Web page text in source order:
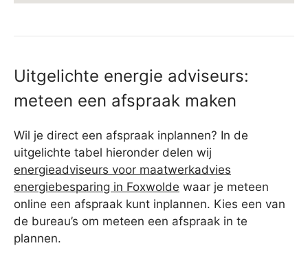
Uitgelichte energie adviseurs:
meteen een afspraak maken
Wil je direct een afspraak inplannen? In de
uitgelichte tabel hieronder delen wij
energieadviseurs voor maatwerkadvies
energiebesparing in Foxwolde waar je meteen
online een afspraak kunt inplannen. Kies een van
de bureau’s om meteen een afspraak in te
plannen.